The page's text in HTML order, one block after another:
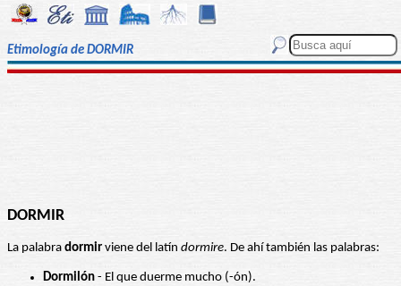
Etimología de DORMIR
DORMIR
La palabra dormir viene del latín dormire. De ahí también las palabras:
Dormilón - El que duerme mucho (-ón).